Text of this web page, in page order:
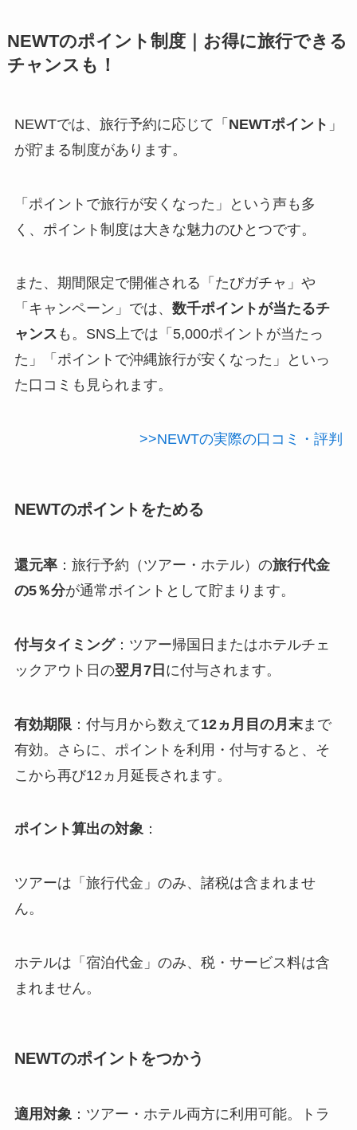
NEWTのポイント制度｜お得に旅行できる
チャンスも！
NEWTでは、旅行予約に応じて「 NEWTポイント 」
が貯まる制度があります。
「ポイントで旅行が安くなった」という声も多
く、ポイント制度は大きな魅力のひとつです。
また、期間限定で開催される「たびガチャ」や
「キャンペーン」では、 数千ポイントが当たるチ
ャンス も。SNS上では「5,000ポイントが当たっ
た」「ポイントで沖縄旅行が安くなった」といっ
た口コミも見られます。
>>NEWTの実際の口コミ・評判
NEWTのポイントをためる
還元率：旅行予約（ツアー・ホテル）の旅行代金
の5％分が通常ポイントとして貯まります。
付与タイミング：ツアー帰国日またはホテルチェ
ックアウト日の翌月7日 に付与されます。
有効期限 ：付与月から数えて12ヵ月目の月末まで
有効。さらに、ポイントを利用・付与すると、そ
こから再び12ヵ月延長されます。
ポイント算出の対象：
ツアーは「旅行代金」のみ、諸税は含まれませ
ん。
ホテルは「宿泊代金」のみ、税・サービス料は含
まれません。
NEWTのポイントをつかう
適用対象 ：ツアー・ホテル両方に利用可能。トラ